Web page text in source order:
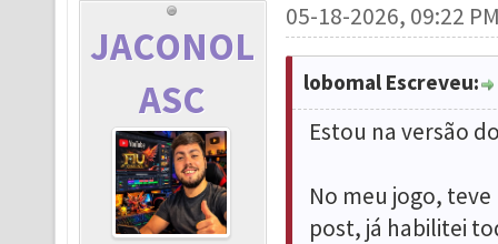
JACONOL
ASC
05-18-2026, 09:22
lobomal Escreveu:
Estou na versão
No meu jogo,
post, já habilitei